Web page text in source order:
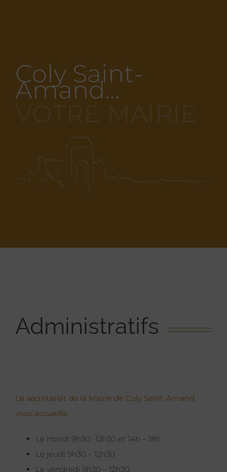
Coly Saint-
Amand…
Administratifs
Le secrétariat de la Mairie de Coly Saint-Amand
vous accueille.
Le mardi 9h30 -12h30 et 14h – 18h
Le jeudi 9h30 – 12h30
Le vendredi 9h30 – 12h30